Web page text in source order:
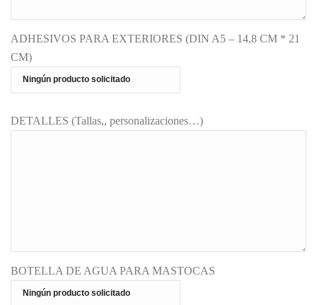
ADHESIVOS PARA EXTERIORES (DIN A5 – 14,8 CM * 21
CM)
DETALLES (Tallas,, personalizaciones…)
BOTELLA DE AGUA PARA MASTOCAS